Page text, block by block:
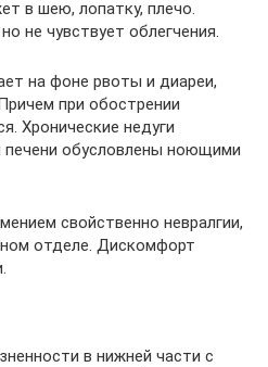
в шею, лопатку, плечо.
не чувствует облегчения.
на фоне рвоты и диареи,
при обострении
Хронические недуги
обусловлены ноющими
свойственно невралгии,
отделе. Дискомфорт
в нижней части с